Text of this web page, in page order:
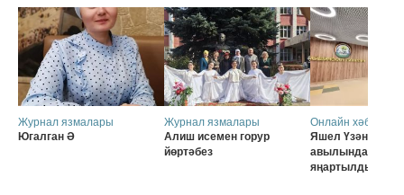
Журнал язмалары
Югалган Ә
Журнал язмалары
Алиш исемен горур
йөртәбез
Онлайн хәбәрләр
Яшел Үзәннең
авылында
яңартылды